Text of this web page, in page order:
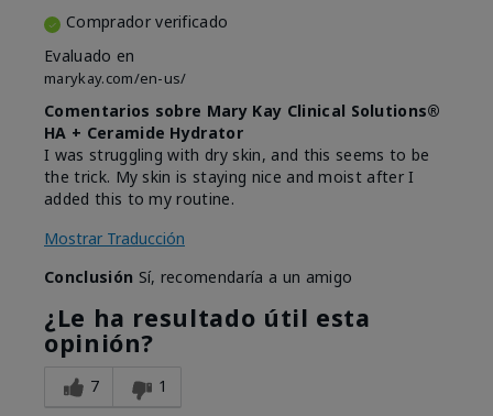
Comprador verificado
Evaluado en
marykay.com/en-us/
Comentarios sobre Mary Kay Clinical Solutions®
HA + Ceramide Hydrator
I was struggling with dry skin, and this seems to be
the trick. My skin is staying nice and moist after I
added this to my routine.
Mostrar Traducción
Conclusión Sí, recomendaría a un amigo
¿Le ha resultado útil esta
opinión?
7 1